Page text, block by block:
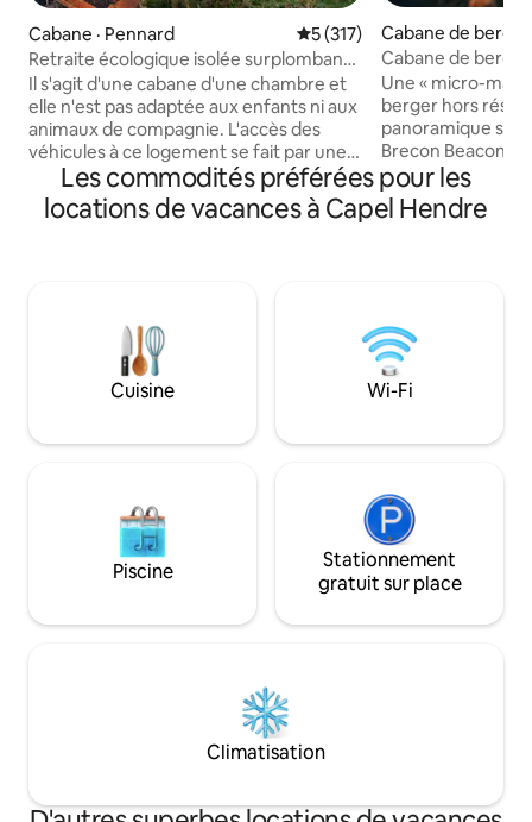
Cabane · Pennard Note moyenne de 5 sur 5,
5 (317)
Retraite écologique isolée surplombant
la magnifique baie de Pwlldu
Il s'agit d'une cabane d'une chambre et
elle n'est pas adaptée aux enfants ni aux
animaux de compagnie. L'accès des
véhicules à ce logement se fait par une
piste agricole avec 3/4 de mille de nids
de poule TRÈS BOSSELÉS. La première
chose que les visiteurs remarquent,
première AONB du Pays de Galles.
Éloignez-vous de l'agitation de la ville,
faites une pause et connectez-vous
avec la nature sauvage, puis détendez-
de Gower se dévoile devant vous.
Cabane de berger
Cabane de
et vue sur les
Une « micro-
berger hors
panoramique sur
Brecon Beacons.
propre voie
paddock privé, «
retraite parfaite
paresseux,
jacuzzi, admirez
nocturne
simplement le
récupérez) votre
Les commodités préférées pour les
locations de vacances à Capel Hendre
Cuisine Wi-Fi
Piscine
Stationnement
gratuit sur place
Climatisation